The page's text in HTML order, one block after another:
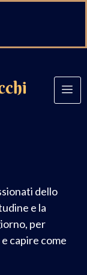
dello
e la
per
capire come